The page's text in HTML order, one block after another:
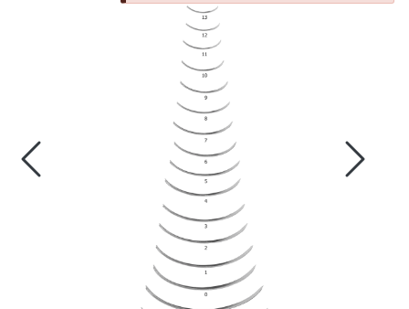
Klinikkutstyr
Videresalgsprodukter